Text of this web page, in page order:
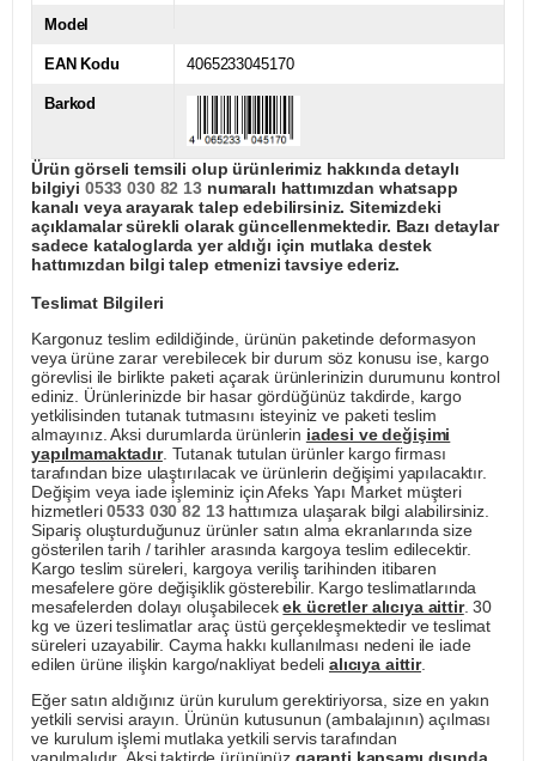
Model
EAN Kodu 4065233045170
Barkod
Ürün görseli temsili olup ürünlerimiz hakkında detaylı
bilgiyi 0533 030 82 13numaralı hattımızdan whatsapp
kanalı veya arayarak talep edebilirsiniz. Sitemizdeki
açıklamalar sürekli olarak güncellenmektedir. Bazı detaylar
sadece kataloglarda yer aldığı için mutlaka destek
hattımızdan bilgi talep etmenizi tavsiye ederiz.
Teslimat Bilgileri
Kargonuz teslim edildiğinde, ürünün paketinde deformasyon
veya ürüne zarar verebilecek bir durum söz konusu ise, kargo
görevlisi ile birlikte paketi açarak ürünlerinizin durumunu kontrol
ediniz. Ürünlerinizde bir hasar gördüğünüz takdirde, kargo
yetkilisinden tutanak tutmasını isteyiniz ve paketi teslim
almayınız. Aksi durumlarda ürünlerin iadesi ve değişimi
yapılmamaktadır. Tutanak tutulan ürünler kargo firması
tarafından bize ulaştırılacak ve ürünlerin değişimi yapılacaktır.
Değişim veya iade işleminiz için Afeks Yapı Market müşteri
hizmetleri0533 030 82 13hattımıza ulaşarak bilgi alabilirsiniz.
Sipariş oluşturduğunuz ürünler satın alma ekranlarında size
gösterilen tarih / tarihler arasında kargoya teslim edilecektir.
Kargo teslim süreleri, kargoya veriliş tarihinden itibaren
mesafelere göre değişiklik gösterebilir. Kargo teslimatlarında
mesafelerden dolayı oluşabilecekek ücretler alıcıya aittir. 30
kg ve üzeri teslimatlar araç üstü gerçekleşmektedir ve teslimat
süreleri uzayabilir. Cayma hakkı kullanılması nedeni ile iade
edilen ürüne ilişkin kargo/nakliyat bedeli alıcıya aittir.
Eğer satın aldığınız ürün kurulum gerektiriyorsa, size en yakın
yetkili servisi arayın. Ürünün kutusunun (ambalajının) açılması
ve kurulum işlemi mutlaka yetkili servis tarafından